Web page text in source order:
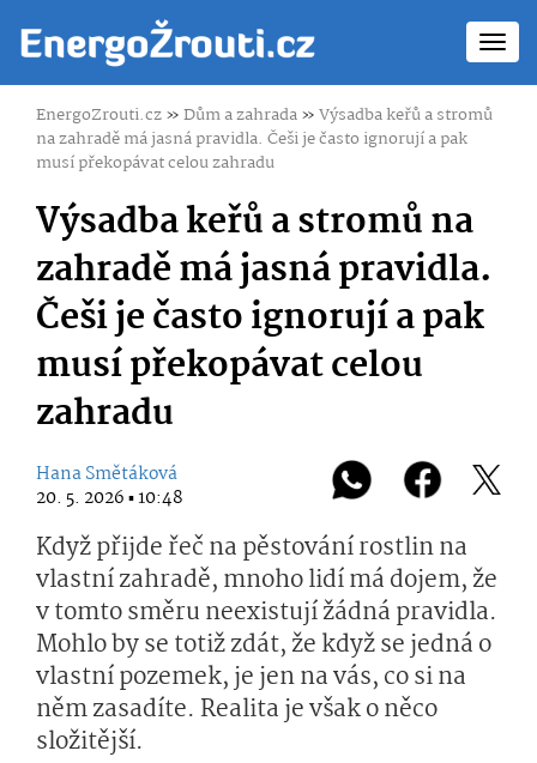
EnergoZrouti.cz»Dům a zahrada»Výsadba keřů a stromů
na zahradě má jasná pravidla. Češi je často ignorují a pak
musí překopávat celou zahradu
Výsadba keřů a stromů na
zahradě má jasná pravidla.
Češi je často ignorují a pak
musí překopávat celou
zahradu
Hana Smětáková
20. 5. 2026 ▪ 10:48
Když přijde řeč na pěstování rostlin na
vlastní zahradě, mnoho lidí má dojem, že
v tomto směru neexistují žádná pravidla.
Mohlo by se totiž zdát, že když se jedná o
vlastní pozemek, je jen na vás, co si na
něm zasadíte. Realita je však o něco
složitější.